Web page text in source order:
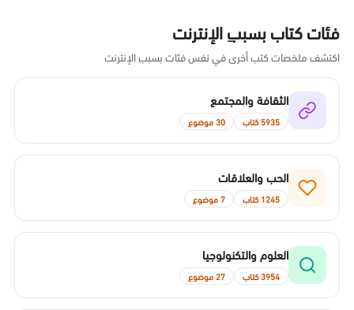
فئات كتاب بسببِ الإنترنت
اكتشف ملخصات كتب أخرى في نفس فئات بسببِ الإنترنت
الثقافة والمجتمع
5935 كتاب 30 موضوع
الحب والعلاقات
1245 كتاب 7 موضوع
العلوم والتكنولوجيا
3954 كتاب 27 موضوع